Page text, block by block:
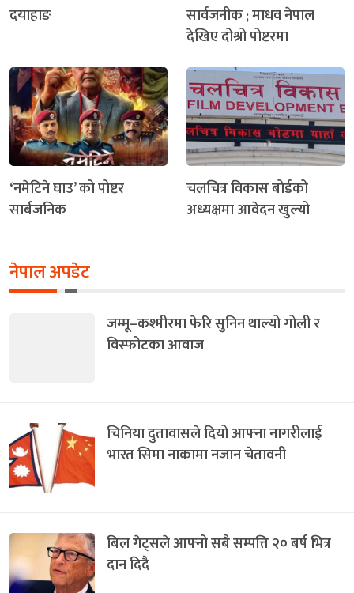
दयाहाङ
सार्वजनीक ; माधव नेपाल
देखिए दोश्रो पोष्टरमा
‘नमेटिने घाउ’ को पोष्टर
सार्बजनिक
चलचित्र विकास बोर्डको
अध्यक्षमा आवेदन खुल्यो
नेपाल अपडेट
जम्मू–कश्मीरमा फेरि सुनिन थाल्यो गोली र
विस्फोटका आवाज
चिनिया दुतावासले दियो आफ्ना नागरीलाई
भारत सिमा नाकामा नजान चेतावनी
बिल गेट्सले आफ्नो सबै सम्पत्ति २० बर्ष भित्र
दान दिदै